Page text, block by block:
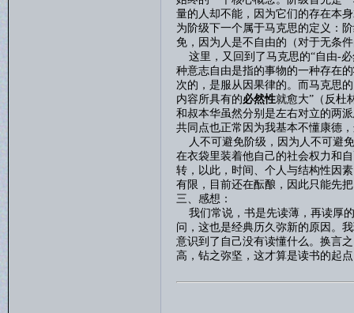
量的人却不能，因为它们的存在本
为阶级下一个属于马克思的定义：
免，因为人是不自由的（对于无条
这里，又回到了马克思的“自由-必
种意志自由是指的事物的一种存在
次的，是服从因果律的。而马克思
内容所具有的必然性就愈大”（反杜
和叔本华虽然分别是左右对立的两
共同点也正常因为我基本不懂康德
人不可避免阶级，因为人不可避
在衣袋里装着他自己的社会权力和
转，以此，时间、个人与结构性因
有限，目前还在酝酿，因此只能先
三、感想：
我们常说，书是先读薄，再读厚
问，这也是经典历久弥新的原因。
意识到了自己没有读懂什么。换言
高，钻之弥坚，这才算是读书的起